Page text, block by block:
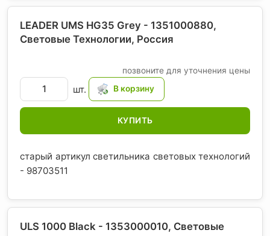
LEADER UMS HG35 Grey - 1351000880,
Световые Технологии, Россия
позвоните для уточнения цены
шт.
КУПИТЬ
старый артикул светильника световых технологий
- 98703511
ULS 1000 Black - 1353000010, Световые